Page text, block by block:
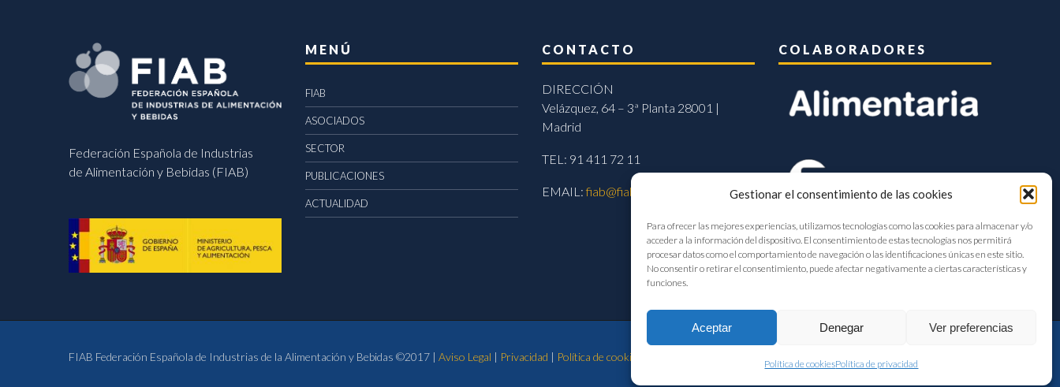
Gestionar el consentimiento de las cookies
Para ofrecer las mejores experiencias, utilizamos tecnologías como las cookies para almacenar y/o
acceder a la información del dispositivo. El consentimiento de estas tecnologías nos permitirá
procesar datos como el comportamiento de navegación o las identificaciones únicas en este sitio.
No consentir o retirar el consentimiento, puede afectar negativamente a ciertas características y
funciones.
Aceptar Denegar Ver preferencias
Política de cookiesPolítica de privacidad
Federación Española de Industrias
de Alimentación y Bebidas (FIAB)
MENÚ
FIAB
ASOCIADOS
SECTOR
PUBLICACIONES
ACTUALIDAD
CONTACTO
DIRECCIÓN
Velázquez, 64 – 3ª Planta 28001 |
Madrid
TEL: 91 411 72 11
EMAIL:fiab@fiab.es
COLABORADORES
FIAB Federación Española de Industrias de la Alimentación y Bebidas ©2017 | Aviso Legal | Privacidad | Política de cookies